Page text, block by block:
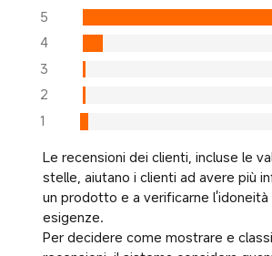
5
4
3
2
1
Le recensioni dei clienti, incluse le
stelle, aiutano i clienti ad avere più
un prodotto e a verificarne l'idoneità
esigenze.
Per decidere come mostrare e